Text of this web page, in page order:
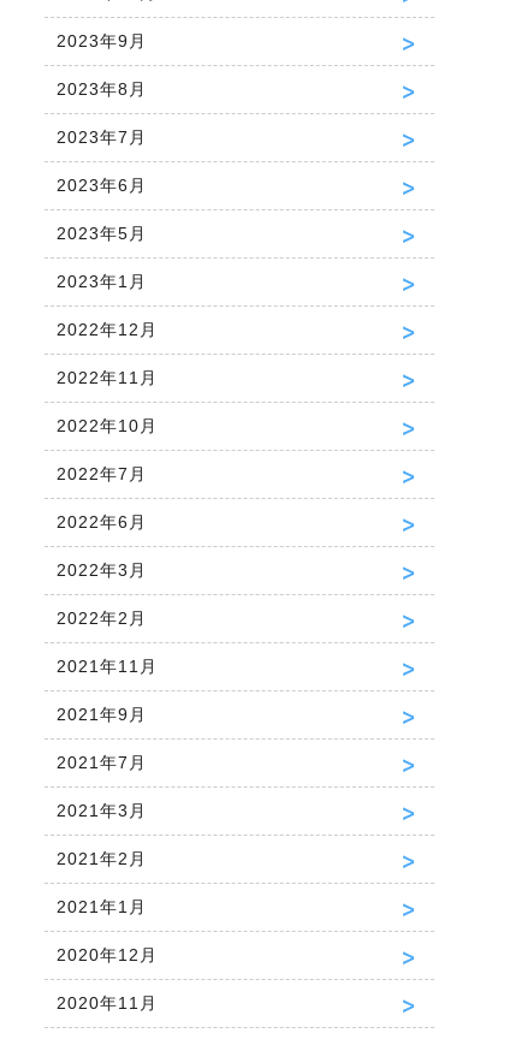
2023年9月
2023年8月
2023年7月
2023年6月
2023年5月
2023年1月
2022年12月
2022年11月
2022年10月
2022年7月
2022年6月
2022年3月
2022年2月
2021年11月
2021年9月
2021年7月
2021年3月
2021年2月
2021年1月
2020年12月
2020年11月